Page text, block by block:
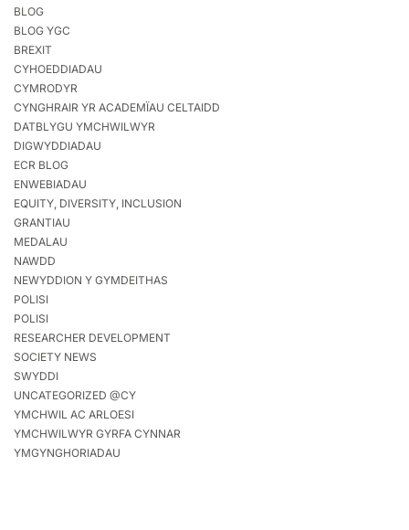
BLOG
BLOG YGC
BREXIT
CYHOEDDIADAU
CYMRODYR
CYNGHRAIR YR ACADEMÏAU CELTAIDD
DATBLYGU YMCHWILWYR
DIGWYDDIADAU
ECR BLOG
ENWEBIADAU
EQUITY, DIVERSITY, INCLUSION
GRANTIAU
MEDALAU
NAWDD
NEWYDDION Y GYMDEITHAS
POLISI
POLISI
RESEARCHER DEVELOPMENT
SOCIETY NEWS
SWYDDI
UNCATEGORIZED @CY
YMCHWIL AC ARLOESI
YMCHWILWYR GYRFA CYNNAR
YMGYNGHORIADAU